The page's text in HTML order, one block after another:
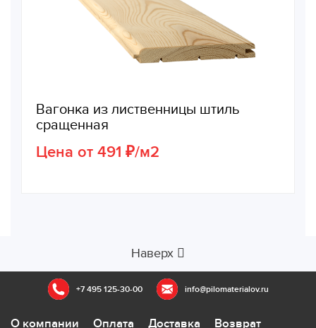
Вагонка из лиственницы штиль
сращенная
Цена от 491 ₽/м2
Наверх
+7 495 125-30-00 info@pilomaterialov.ru
О компании Оплата Доставка Возврат